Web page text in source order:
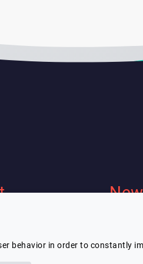
behavior in order to constantly
Je